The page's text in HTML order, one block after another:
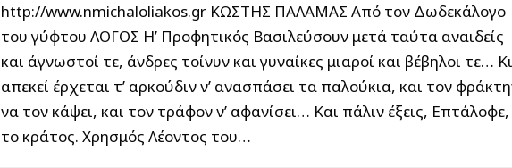
http://www.nmichaloliakos.gr ΚΩΣΤΗΣ ΠΑΛΑΜΑΣ Από τον Δωδεκάλογο
του γύφτου ΛΟΓΟΣ Η’ Προφητικός Βασιλεύσουν μετά ταύτα αναιδείς
και άγνωστοί τε, άνδρες τοίνυν και γυναίκες μιαροί και βέβηλοι τε… Κι
απεκεί έρχεται τ’ αρκούδιν ν’ ανασπάσει τα παλούκια, και τον
να τον κάψει, και τον τράφον ν’ αφανίσει… Και πάλιν έξεις, Επτάλοφε,
το κράτος. Χρησμός Λέοντος του…